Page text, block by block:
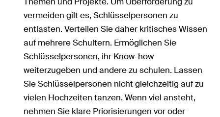
vermeiden gilt es, Schlüsselpersonen zu
entlasten. Verteilen Sie daher kritisches Wissen
auf mehrere Schultern. Ermöglichen Sie
Schlüsselpersonen, ihr Know-how
weiterzugeben und andere zu schulen. Lassen
Sie Schlüsselpersonen nicht gleichzeitig auf zu
vielen Hochzeiten tanzen. Wenn viel ansteht,
nehmen Sie klare Priorisierungen vor oder